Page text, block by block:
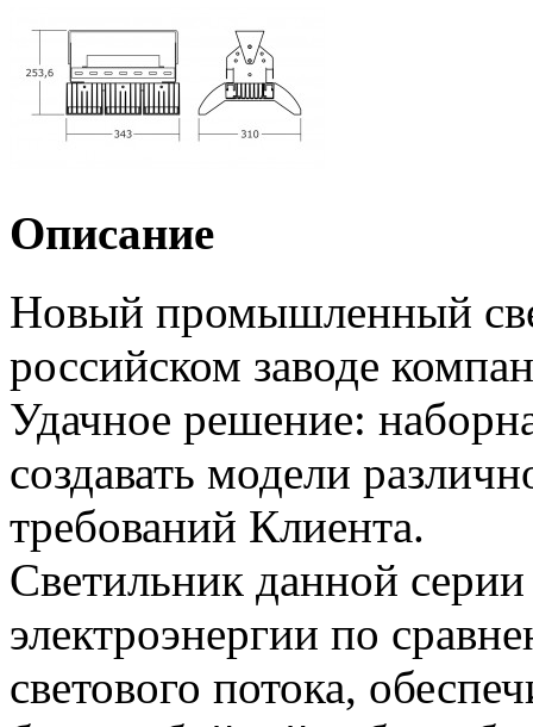
Описание
Новый промышленный
российском заводе
Удачное решение:
создавать модели
требований Клиента.
Светильник данной
электроэнергии по
светового потока,